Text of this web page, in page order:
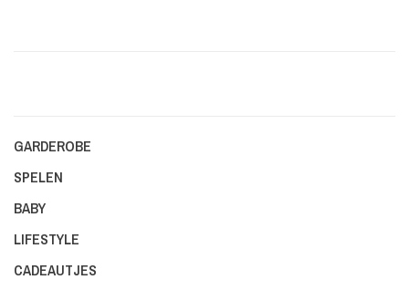
GARDEROBE
SPELEN
BABY
LIFESTYLE
CADEAUTJES